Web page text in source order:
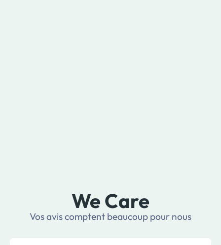
We Care
Vos avis comptent beaucoup pour nous